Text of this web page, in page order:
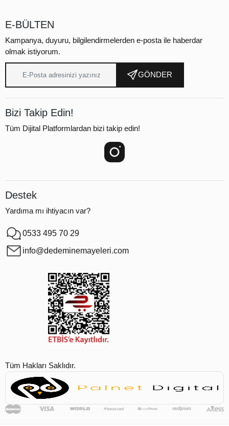
E-BÜLTEN
Kampanya, duyuru, bilgilendirmelerden e-posta ile haberdar
olmak istiyorum.
GÖNDER
Bizi Takip Edin!
Tüm Dijital Platformlardan bizi takip edin!
Destek
Yardıma mı ihtiyacın var?
0533 495 70 29
info@dedeminemayeleri.com
Tüm Hakları Saklıdır.